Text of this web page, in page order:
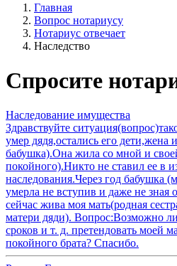
Главная
Вопрос нотариусу
Нотариус отвечает
Наследство
Спросите
Наследование имущества
Здравствуйте
умер дядя,остались его дети,жена
бабушка).Она жила со мной и
покойного).Никто не ставил ее в
наследования.Через год бабушка
умерла не вступив и даже не зная
сейчас жива моя мать(родная
матери дяди). Вопрос:Возможно
сроков и т. д. претендовать моей
покойного брата? Спасибо.